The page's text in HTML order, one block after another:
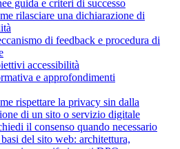
guida e criteri di successo
rilasciare una dichiarazione di
di feedback e procedura di
accessibilità
e approfondimenti
rispettare la privacy sin dalla
di un sito o servizio digitale
il consenso quando necessario
del sito web: architettura,